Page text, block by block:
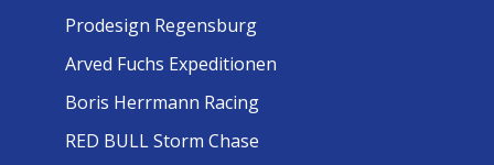
Prodesign Regensburg
Arved Fuchs Expeditionen
Boris Herrmann Racing
RED BULL Storm Chase